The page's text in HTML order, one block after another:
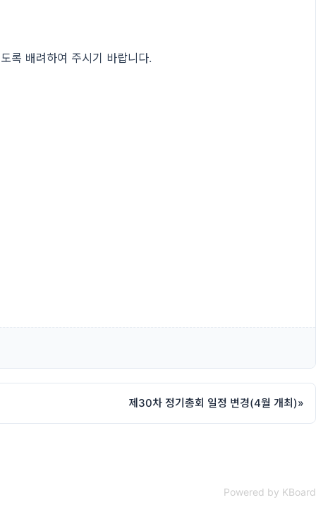
록 배려하여 주시기 바랍니다.
제30차 정기총회 일정 변경(4월 개최)»
Powered by KBoard